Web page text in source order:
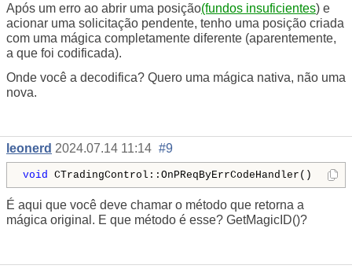
Após um erro ao abrir uma posição(fundos insuficientes) e
acionar uma solicitação pendente, tenho uma posição criada
com uma mágica completamente diferente (aparentemente,
a que foi codificada).
Onde você a decodifica? Quero uma mágica nativa, não uma
nova.
leonerd 2024.07.14 11:14 #9
void CTradingControl::OnPReqByErrCodeHandler()
É aqui que você deve chamar o método que retorna a
mágica original. E que método é esse? GetMagicID()?